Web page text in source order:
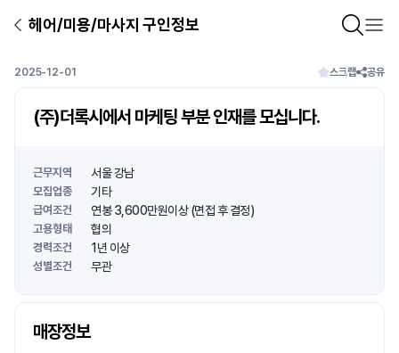
헤어/미용/마사지 구인정보
2025-12-01 스크랩 공유
(주)더록시에서 마케팅 부분 인재를 모십니다.
근무지역 서울 강남
모집업종 기타
급여조건 연봉 3,600만원이상 (면접 후 결정)
고용형태 협의
경력조건 1년 이상
성별조건 무관
매장정보